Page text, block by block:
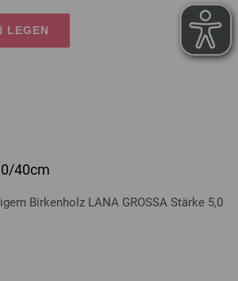
LEGEN
40cm
Birkenholz LANA GROSSA Stärke 5,0